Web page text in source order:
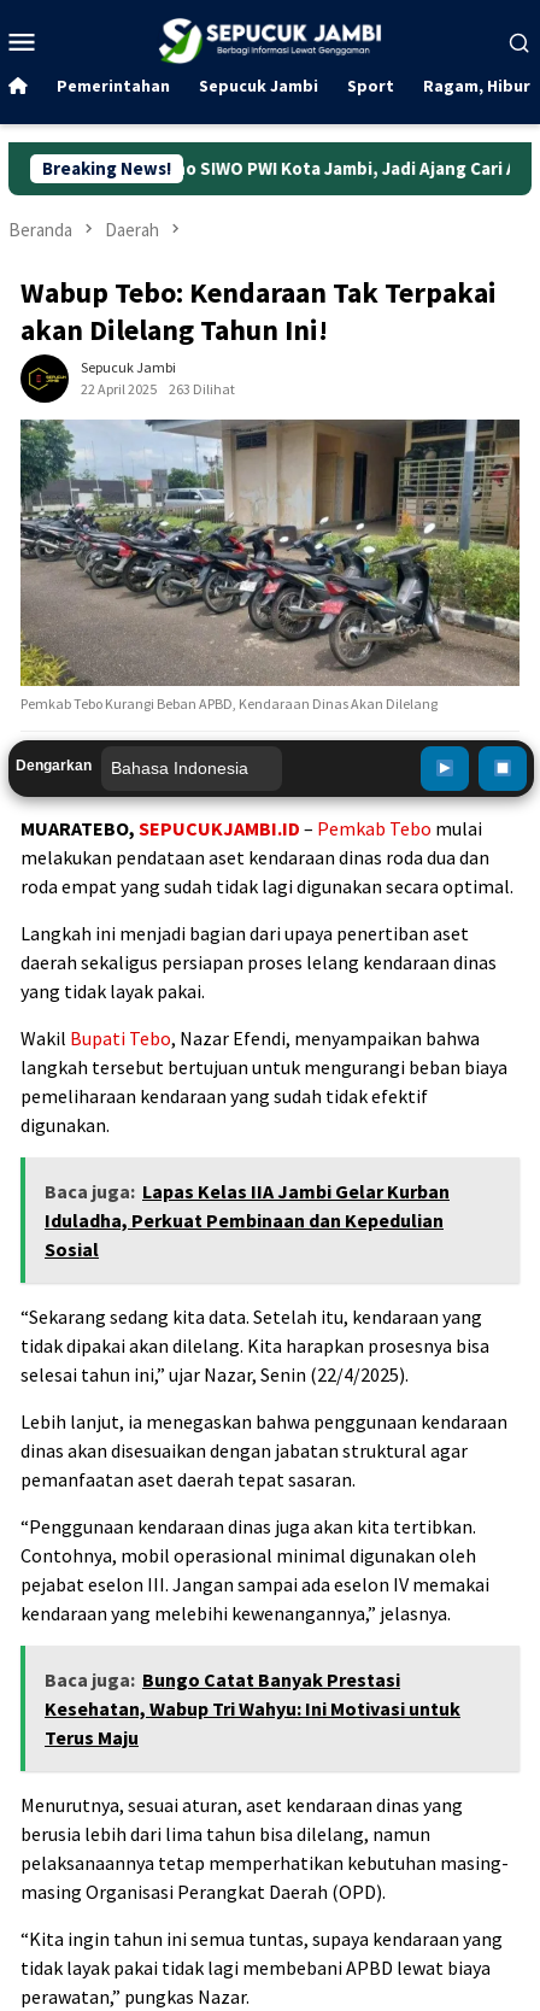
ke
Mobile
Pemerintahan Sepucuk Jambi Sport Ragam,
Breaking News!
SIWO PWI Kota Jambi, Jadi Ajang Cari Atlet Indosat
Beranda Daerah
Wabup Tebo: Kendaraan Tak Terpakai
akan Dilelang Tahun Ini!
Sepucuk Jambi
22 April 2025
263 Dilihat
Pemkab Tebo Kurangi Beban APBD, Kendaraan Dinas Akan Dilelang
Dengarkan
MUARATEBO, SEPUCUKJAMBI.ID – Pemkab Tebo mulai
melakukan pendataan aset kendaraan dinas roda dua dan
roda empat yang sudah tidak lagi digunakan secara optimal.
Langkah ini menjadi bagian dari upaya penertiban aset
daerah sekaligus persiapan proses lelang kendaraan dinas
yang tidak layak pakai.
Wakil Bupati Tebo, Nazar Efendi, menyampaikan bahwa
langkah tersebut bertujuan untuk mengurangi beban biaya
pemeliharaan kendaraan yang sudah tidak efektif
digunakan.
Baca juga: Lapas Kelas IIA Jambi Gelar Kurban
Iduladha, Perkuat Pembinaan dan Kepedulian
Sosial
“Sekarang sedang kita data. Setelah itu, kendaraan yang
tidak dipakai akan dilelang. Kita harapkan prosesnya bisa
selesai tahun ini,” ujar Nazar, Senin (22/4/2025).
Lebih lanjut, ia menegaskan bahwa penggunaan kendaraan
dinas akan disesuaikan dengan jabatan struktural agar
pemanfaatan aset daerah tepat sasaran.
“Penggunaan kendaraan dinas juga akan kita tertibkan.
Contohnya, mobil operasional minimal digunakan oleh
pejabat eselon III. Jangan sampai ada eselon IV memakai
kendaraan yang melebihi kewenangannya,” jelasnya.
Baca juga: Bungo Catat Banyak Prestasi
Kesehatan, Wabup Tri Wahyu: Ini Motivasi untuk
Terus Maju
Menurutnya, sesuai aturan, aset kendaraan dinas yang
berusia lebih dari lima tahun bisa dilelang, namun
pelaksanaannya tetap memperhatikan kebutuhan masing-
masing Organisasi Perangkat Daerah (OPD).
“Kita ingin tahun ini semua tuntas, supaya kendaraan yang
tidak layak pakai tidak lagi membebani APBD lewat biaya
perawatan,” pungkas Nazar.